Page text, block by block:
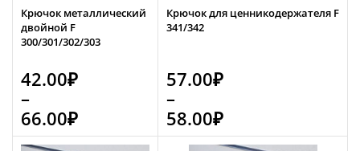
Крючок металлический
двойной F
300/301/302/303
42.00₽
–
66.00₽
Крючок для ценникодержателя F
341/342
57.00₽
–
58.00₽